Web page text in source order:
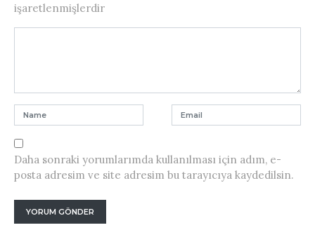
işaretlenmişlerdir
Daha sonraki yorumlarımda kullanılması için adım, e-
posta adresim ve site adresim bu tarayıcıya kaydedilsin.